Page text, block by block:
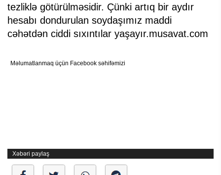
tezliklə götürülməsidir. Çünki artıq bir aydır
hesabı dondurulan soydaşımız maddi
cəhətdən ciddi sıxıntılar yaşayır.musavat.com
Məlumatlanmaq üçün Facebook səhifəmizi
Xəbəri paylaş